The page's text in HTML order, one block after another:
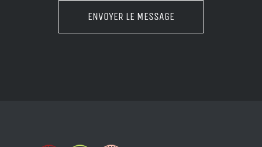
ENVOYER LE MESSAGE